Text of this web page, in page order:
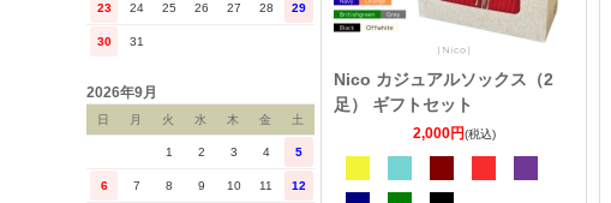
23 24 25 26 27 28 29
30 31
2026年9月
日 月 火 水 木 金 土
1 2 3 4 5
6 7 8 9 10 11 12
Nico カジュアルソックス（2
足） ギフトセット
2,000円(税込)